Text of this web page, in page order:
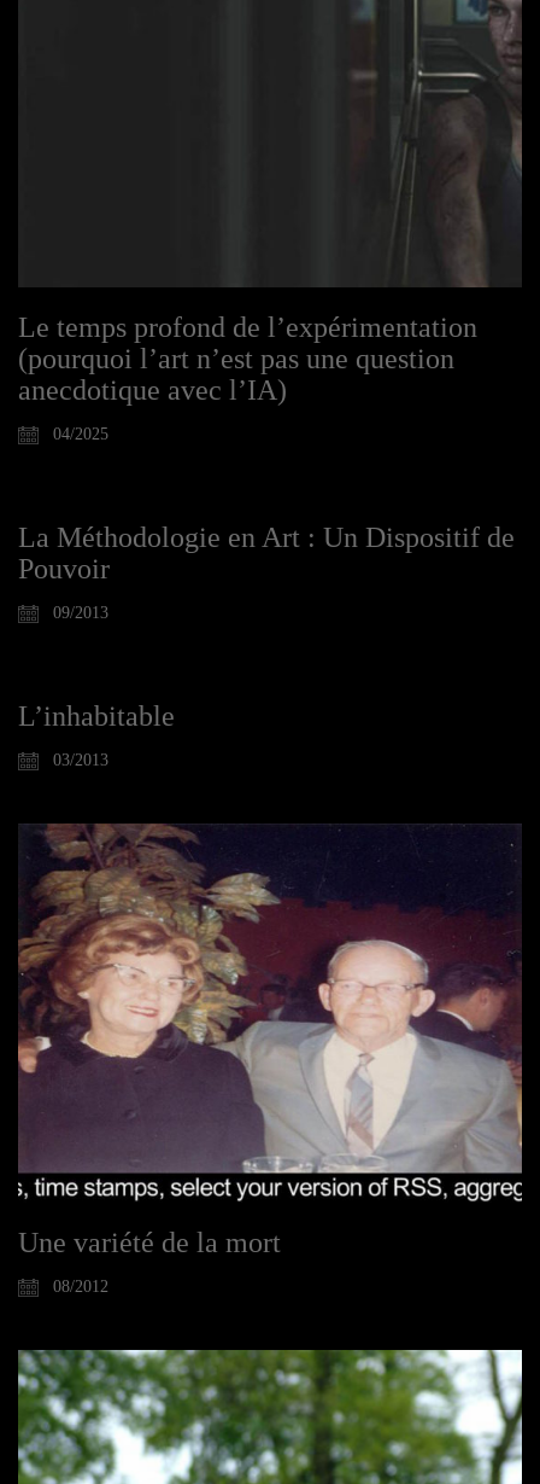
Le temps profond de l’expérimentation
(pourquoi l’art n’est pas une question
anecdotique avec l’IA)
04/2025
La Méthodologie en Art : Un Dispositif de
Pouvoir
09/2013
L’inhabitable
03/2013
Une variété de la mort
08/2012